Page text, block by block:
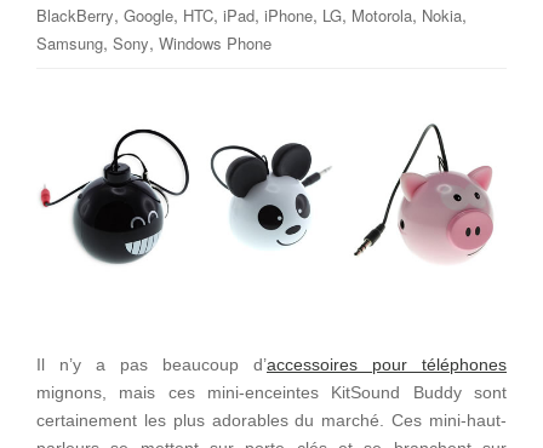
BlackBerry, Google, HTC, iPad, iPhone, LG, Motorola, Nokia,
Samsung, Sony, Windows Phone
Il n’y a pas beaucoup d’accessoires pour téléphones
mignons, mais ces mini-enceintes KitSound Buddy sont
certainement les plus adorables du marché. Ces mini-haut-